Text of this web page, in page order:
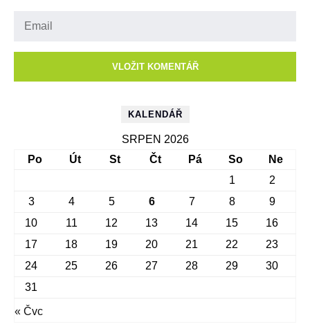
KALENDÁŘ
SRPEN 2026
Po
Út St Čt Pá So Ne
« Čvc
1
2
3
4 5 6 7 8
9
10
11 12 13 14 15
16
17
18 19 20 21 22
23
24
25 26 27 28 29
30
31